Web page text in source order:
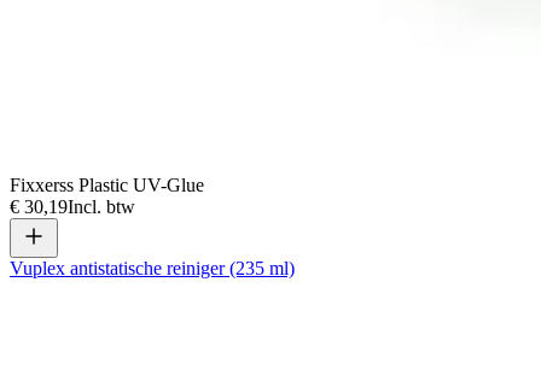
Fixxerss Plastic UV-Glue
€ 30,19Incl. btw
Vuplex antistatische reiniger (235 ml)